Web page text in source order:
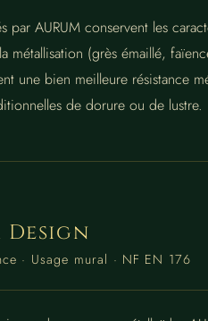
par AURUM conservent les
métallisation (grès émaillé,
une bien meilleure résistance
de dorure ou de lustre.
Design
· Usage mural · NF EN 176